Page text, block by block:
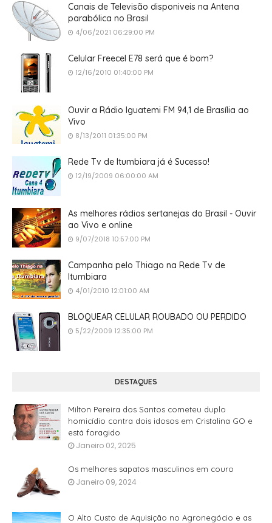
Canais de Televisão disponiveis na Antena
parabólica no Brasil
4/06/2021 06:29:00 PM
Celular Freecel E78 será que é bom?
12/16/2010 01:40:00 PM
Ouvir a Rádio Iguatemi FM 94,1 de Brasília ao
Vivo
8/13/2011 01:35:00 PM
Rede Tv de Itumbiara já é Sucesso!
12/19/2009 06:00:00 AM
As melhores rádios sertanejas do Brasil - Ouvir
ao Vivo e online
9/07/2018 10:57:00 PM
Campanha pelo Thiago na Rede Tv de
Itumbiara
4/01/2010 12:01:00 AM
BLOQUEAR CELULAR ROUBADO OU PERDIDO
5/22/2009 12:35:00 PM
DESTAQUES
Milton Pereira dos Santos cometeu duplo
homicídio contra dois idosos em Cristalina GO e
está foragido
Janeiro 02, 2025
Os melhores sapatos masculinos em couro
Janeiro 09, 2024
O Alto Custo de Aquisição no Agronegócio e as